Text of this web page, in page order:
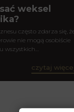
weksel
często zdarza się,
nie mogą osobiście
wszystkich…
czytaj